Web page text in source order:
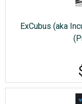
ExCubus (aka